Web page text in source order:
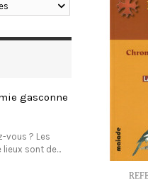
gasconne
vous ? Les
lieux sont de...